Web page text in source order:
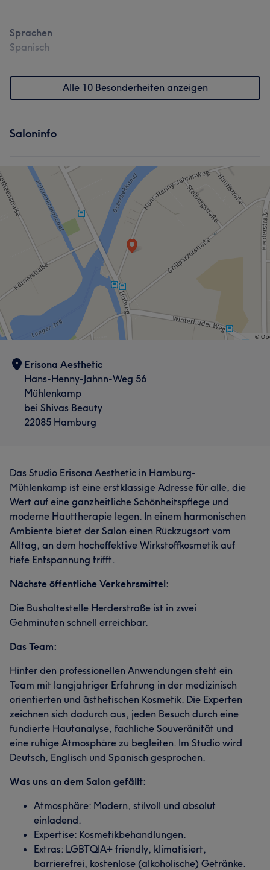
Sprachen
Spanisch
Alle 10 Besonderheiten anzeigen
Saloninfo
Erisona Aesthetic
Hans-Henny-Jahnn-Weg 56
Mühlenkamp
bei Shivas Beauty
22085 Hamburg
Das Studio Erisona Aesthetic in Hamburg-
Mühlenkamp ist eine erstklassige Adresse für alle, die
Wert auf eine ganzheitliche Schönheitspflege und
moderne Hauttherapie legen. In einem harmonischen
Ambiente bietet der Salon einen Rückzugsort vom
Alltag, an dem hocheffektive Wirkstoffkosmetik auf
tiefe Entspannung trifft.
Nächste öffentliche Verkehrsmittel:
Die Bushaltestelle Herderstraße ist in zwei
Gehminuten schnell erreichbar.
Das Team:
Hinter den professionellen Anwendungen steht ein
Team mit langjähriger Erfahrung in der medizinisch
orientierten und ästhetischen Kosmetik. Die Experten
zeichnen sich dadurch aus, jeden Besuch durch eine
fundierte Hautanalyse, fachliche Souveränität und
eine ruhige Atmosphäre zu begleiten. Im Studio wird
Deutsch, Englisch und Spanisch gesprochen.
Was uns an dem Salon gefällt:
Atmosphäre: Modern, stilvoll und absolut
einladend.
Expertise: Kosmetikbehandlungen.
Extras: LGBTQIA+ friendly, klimatisiert,
barrierefrei, kostenlose (alkoholische) Getränke.